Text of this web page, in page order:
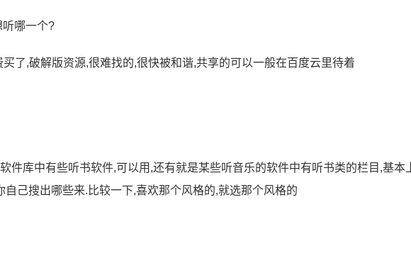
听哪一个?
了,破解版资源,很难找的,很快被和谐,共享的可以一般在百度云里待着
件库中有些听书软件,可以用,还有就是某些听音乐的软件中有听书类的栏目,基本
己搜出哪些来.比较一下,喜欢那个风格的,就选那个风格的